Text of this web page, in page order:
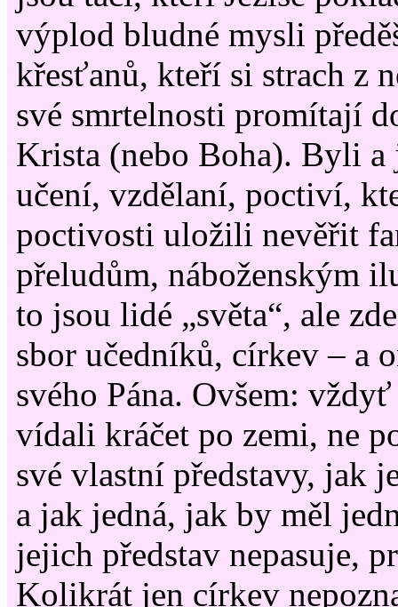
výplod bludné mysli
křesťanů, kteří si strach z
své smrtelnosti promítají
Krista (nebo Boha). Byli
učení, vzdělaní, poctiví,
poctivosti uložili nevěřit
přeludům, náboženským
to jsou lidé „světa“, ale
sbor učedníků, církev – a
svého Pána. Ovšem:
vídali kráčet po zemi, ne
své vlastní představy, jak
a jak jedná, jak by měl
jejich představ nepasuje,
Kolikrát jen církev